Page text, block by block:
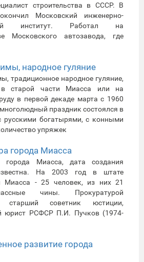
строительства в СССР. В
Московский инженерно-
институт. Работал на
Московского автозавода, где
народное гуляние
традиционное народное гуляние,
в старой части Миасса или на
в первой декаде марта с 1960
праздник состоялся в
русскими богатырями, с конными
упряжек
города Миасса
города Миасса, дата создания
На 2003 год в штате
Миасса - 25 человек, из них 21
чины. Прокуратурой
старший советник юстиции,
юрист РСФСР П.И. Пучков (1974-
развитие города